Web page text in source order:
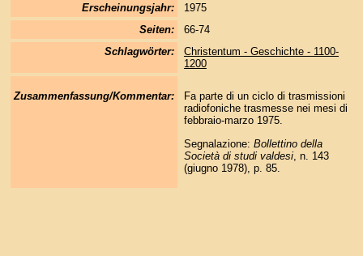
Erscheinungsjahr:
1975
Seiten:
66-74
Schlagwörter:
Christentum - Geschichte - 1100-
1200
Zusammenfassung/Kommentar:
Fa parte di un ciclo di trasmissioni
radiofoniche trasmesse nei mesi di
febbraio-marzo 1975.
Segnalazione: Bollettino della
Società di studi valdesi, n. 143
(giugno 1978), p. 85.